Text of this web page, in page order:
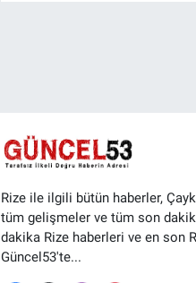
Rize ile ilgili bütün haberler,
tüm gelişmeler ve tüm son
dakika Rize haberleri ve en son
Güncel53'te...